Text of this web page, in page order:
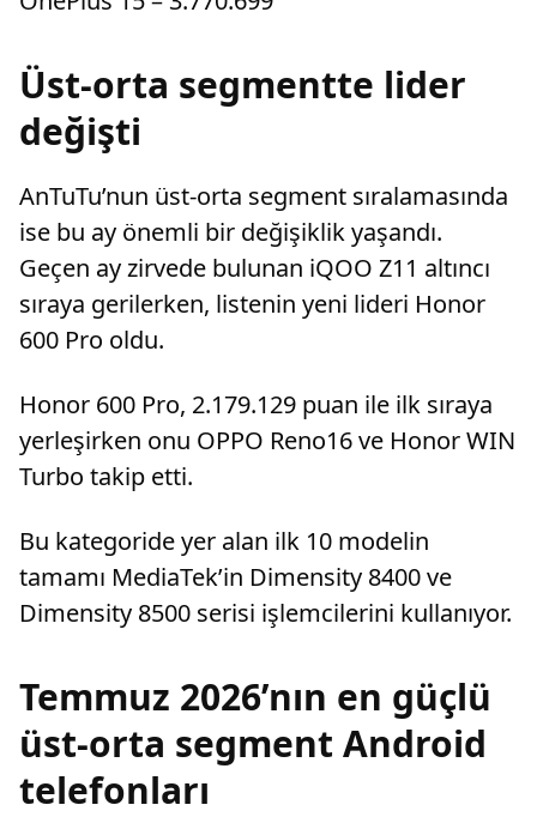
Üst-orta segmentte lider
değişti
AnTuTu’nun üst-orta segment sıralamasında
ise bu ay önemli bir değişiklik yaşandı.
Geçen ay zirvede bulunan iQOO Z11 altıncı
sıraya gerilerken, listenin yeni lideri Honor
600 Pro oldu.
Honor 600 Pro, 2.179.129 puan ile ilk sıraya
yerleşirken onu OPPO Reno16 ve Honor WIN
Turbo takip etti.
Bu kategoride yer alan ilk 10 modelin
tamamı MediaTek’in Dimensity 8400 ve
Dimensity 8500 serisi işlemcilerini kullanıyor.
Temmuz 2026’nın en güçlü
üst-orta segment Android
telefonları